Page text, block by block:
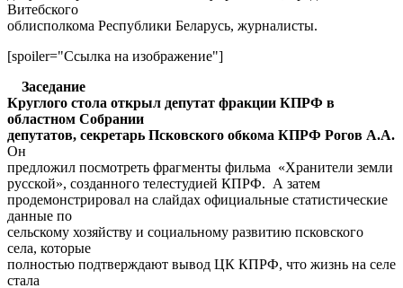
Витебского
облисполкома Республики Беларусь, журналисты.
[spoiler="Ссылка на изображение"]
Заседание
Круглого стола открыл депутат фракции КПРФ в
областном Собрании
депутатов, секретарь Псковского обкома КПРФ Рогов А.А.
Он
предложил посмотреть фрагменты фильма «Хранители земли
русской», созданного телестудией КПРФ. А затем
продемонстрировал на слайдах официальные статистические
данные по
сельскому хозяйству и социальному развитию псковского
села, которые
полностью подтверждают вывод ЦК КПРФ, что жизнь на селе
стала